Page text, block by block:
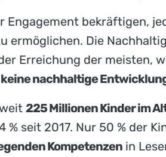
bekräftigen,
ermöglichen. Die
Erreichung der meisten,
keine nachhaltige
225 Millionen Kinder im
seit 2017. Nur 50 % der
Kompetenzen in